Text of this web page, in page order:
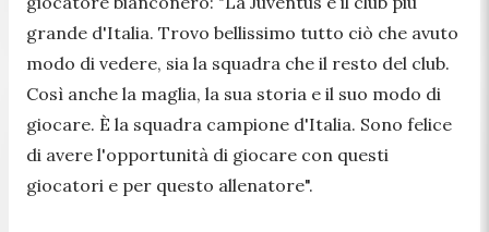
grande d'Italia. Trovo bellissimo tutto ciò che avuto
modo di vedere, sia la squadra che il resto del club.
Così anche la maglia, la sua storia e il suo modo di
giocare. È la squadra campione d'Italia. Sono felice
di avere l'opportunità di giocare con questi
giocatori e per questo allenatore".